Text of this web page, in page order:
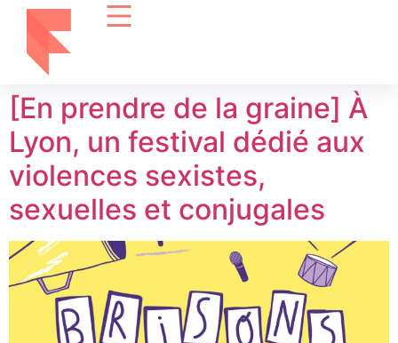
[En prendre de la graine] À
Lyon, un festival dédié aux
violences sexistes,
sexuelles et conjugales